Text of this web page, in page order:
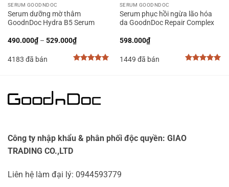
SERUM GOODNDOC
Serum dưỡng mờ thâm
GoodnDoc Hydra B5 Serum
490.000₫ – 529.000₫Khoảng
giá:
từ
490.000₫
4183 đã bán
SERUM GOODNDOC
Serum phục hồi ngừa lão hóa
da GoodnDoc Repair Complex
598.000₫
1449 đã bán
Công ty nhập khẩu & phân phối độc quyền: GIAO
TRADING CO.,LTD
Liên hệ làm đại lý: 0944593779